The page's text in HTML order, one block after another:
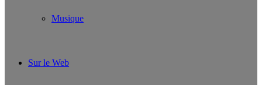
Musique
Sur le Web